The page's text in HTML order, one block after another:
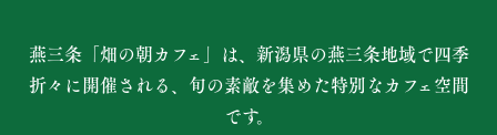
燕三条「畑の朝カフェ」は、新潟県の燕三条地域で四季
折々に開催される、 旬の素敵を集めた特別なカフェ空間
です。